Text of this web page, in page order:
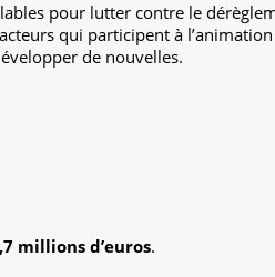
pour lutter contre le
qui participent à
de nouvelles.
millions d’euros.